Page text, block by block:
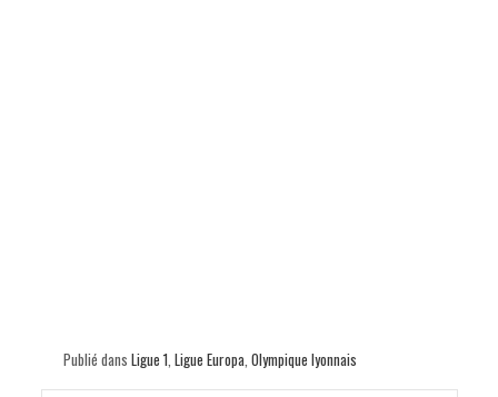
Publié dans Ligue 1, Ligue Europa, Olympique lyonnais